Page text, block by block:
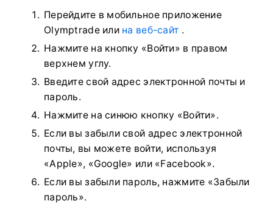
Перейдите в мобильное приложение
Olymptrade или на веб-сайт .
Нажмите на кнопку «Войти» в правом
верхнем углу.
Введите свой адрес электронной почты и
пароль.
Нажмите на синюю кнопку «Войти».
Если вы забыли свой адрес электронной
почты, вы можете войти, используя
«Apple», «Google» или «Facebook».
Если вы забыли пароль, нажмите «Забыли
пароль».